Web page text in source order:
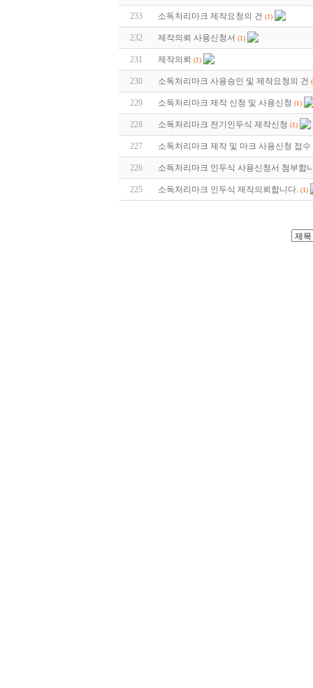
233 소독처리마크 제작요청의 건 (1)
232 제작의뢰 사용신청서 (1)
231 제작의뢰 (1)
230 소독처리마크 사용승인 및 제작요청의 건
229 소독처리마크 제작 신청 및 사용신청 (1)
228 소독처리마크 전기인두식 제작신청 (1)
227 소독처리마크 제작 및 마크 사용신청 접
226 소독처리마크 인두식 사용신청서 첨부합
225 소독처리마크 인두식 제작의뢰합니다. (1)